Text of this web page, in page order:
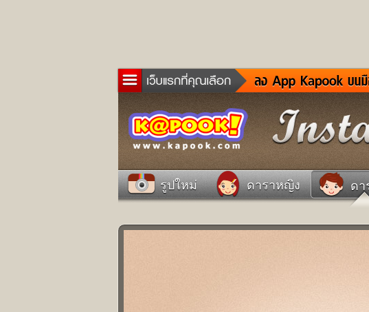
ข่าวด่วน
ละคร
เกม
ดูดวง
ผู้ชาย
dictionary
รูปใหม่ ดาราหญิง ดา